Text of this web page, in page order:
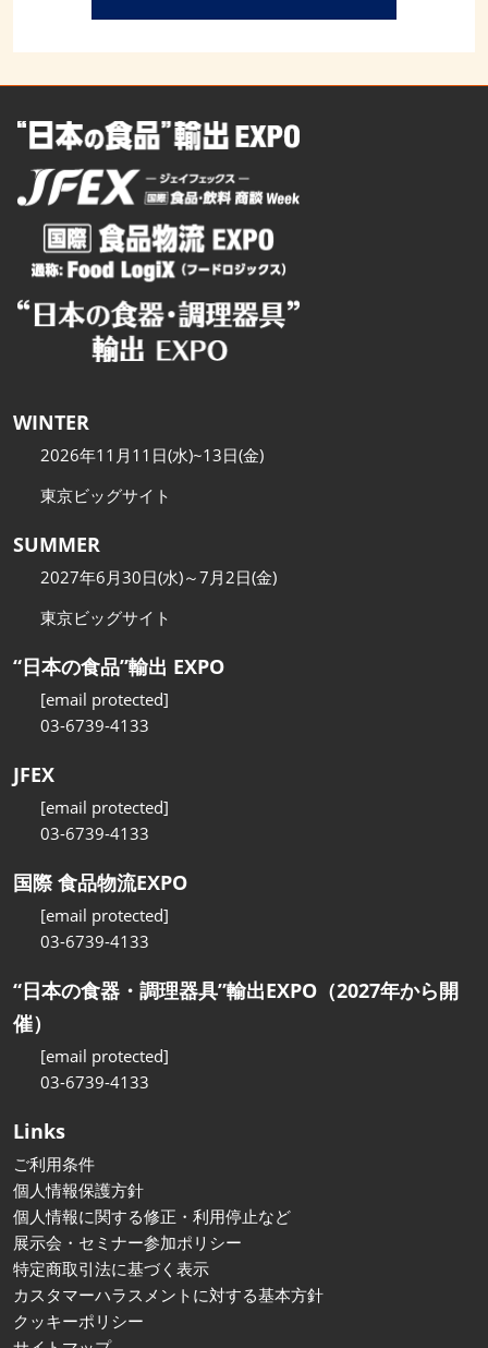
WINTER
2026年11月11日(水)~13日(金)
東京ビッグサイト
SUMMER
2027年6月30日(水)～7月2日(金)
東京ビッグサイト
“日本の食品”輸出 EXPO
[email protected]
03-6739-4133
JFEX
[email protected]
03-6739-4133
国際 食品物流EXPO
[email protected]
03-6739-4133
“日本の食器・調理器具”輸出EXPO（2027年から開
催）
[email protected]
03-6739-4133
Links
ご利用条件
個人情報保護方針
個人情報に関する修正・利用停止など
展示会・セミナー参加ポリシー
特定商取引法に基づく表示
カスタマーハラスメントに対する基本方針
クッキーポリシー